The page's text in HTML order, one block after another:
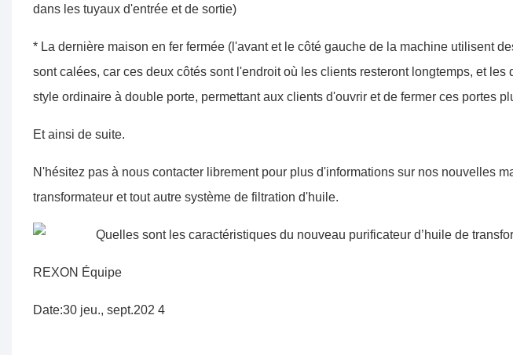
dans les tuyaux d'entrée et de sortie)
* La dernière maison en fer fermée (l'avant et le côté gauche de la machine utilisent
sont calées, car ces deux côtés sont l'endroit où les clients resteront longtemps, et
style ordinaire à double porte, permettant aux clients d'ouvrir et de fermer ces portes
Et ainsi de suite.
N'hésitez pas à nous contacter librement pour plus d'informations sur nos nouvelles
transformateur et tout autre système de filtration d'huile.
REXON Équipe
Date:30 jeu., sept.202 4